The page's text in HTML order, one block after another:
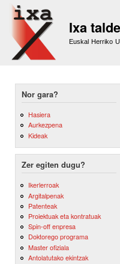
Ixa
Euskal Herriko
Nor gara?
Hasiera
Aurkezpena
Kideak
Zer egiten dugu?
Ikerlerroak
Argitalpenak
Patenteak
Proiektuak eta kontratuak
Spin-off enpresa
Doktorego programa
Master ofiziala
Antolatutako ekintzak